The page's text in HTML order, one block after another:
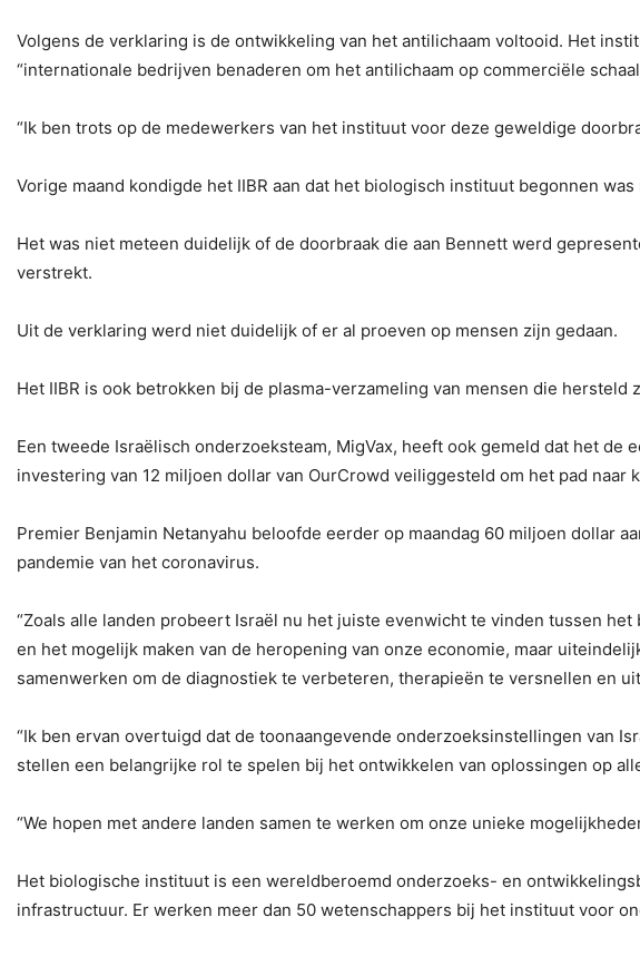
Volgens de verklaring is de ontwikkeling van het antilichaam voltooid. Het
“internationale bedrijven benaderen om het antilichaam op commerciële
“Ik ben trots op de medewerkers van het instituut voor deze geweldige
Vorige maand kondigde het IIBR aan dat het biologisch instituut begonnen
Het was niet meteen duidelijk of de doorbraak die aan Bennett werd
verstrekt.
Uit de verklaring werd niet duidelijk of er al proeven op mensen zijn gedaan.
Het IIBR is ook betrokken bij de plasma-verzameling van mensen die
Een tweede Israëlisch onderzoeksteam, MigVax, heeft ook gemeld dat het
investering van 12 miljoen dollar van OurCrowd veiliggesteld om het pad naar
Premier Benjamin Netanyahu beloofde eerder op maandag 60 miljoen dollar
pandemie van het coronavirus.
“Zoals alle landen probeert Israël nu het juiste evenwicht te vinden tussen
en het mogelijk maken van de heropening van onze economie, maar
samenwerken om de diagnostiek te verbeteren, therapieën te versnellen en
“Ik ben ervan overtuigd dat de toonaangevende onderzoeksinstellingen van
stellen een belangrijke rol te spelen bij het ontwikkelen van oplossingen op
“We hopen met andere landen samen te werken om onze unieke
Het biologische instituut is een wereldberoemd onderzoeks- en
infrastructuur. Er werken meer dan 50 wetenschappers bij het instituut voor